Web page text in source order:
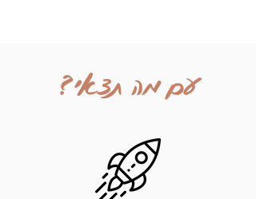
עם מה תצאי?